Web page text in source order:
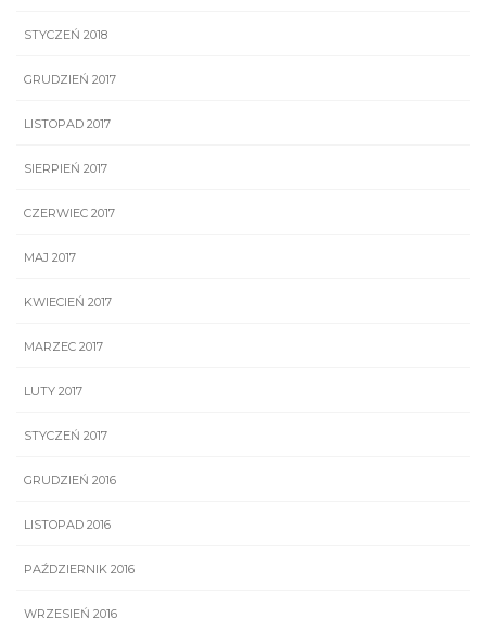
STYCZEŃ 2018
GRUDZIEŃ 2017
LISTOPAD 2017
SIERPIEŃ 2017
CZERWIEC 2017
MAJ 2017
KWIECIEŃ 2017
MARZEC 2017
LUTY 2017
STYCZEŃ 2017
GRUDZIEŃ 2016
LISTOPAD 2016
PAŹDZIERNIK 2016
WRZESIEŃ 2016